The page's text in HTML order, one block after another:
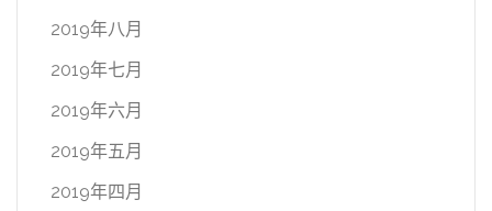
2019年八月
2019年七月
2019年六月
2019年五月
2019年四月